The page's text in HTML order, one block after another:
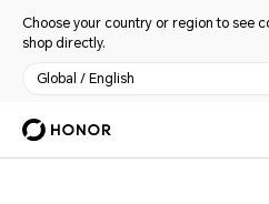
Choose your country or region to see
shop directly.
Global / English